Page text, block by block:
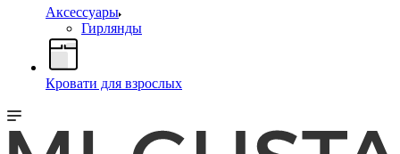
Аксессуары
Гирлянды
Кровати для взрослых